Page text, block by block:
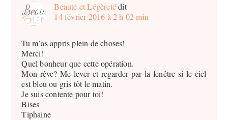
Beauté et Légèreté dit
14 février 2016 à 2 h 02 min
Tu m’as appris plein de choses!
Merci!
Quel bonheur que cette opération.
Mon rêve? Me lever et regarder par la fenêtre si le ciel
est bleu ou gris tôt le matin.
Je suis contente pour toi!
Bises
Tiphaine